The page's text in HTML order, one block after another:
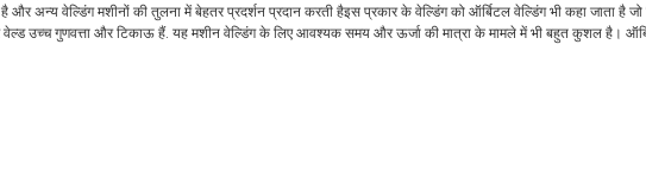
अन्य वेल्डिंग मशीनों की तुलना में बेहतर प्रदर्शन प्रदान करती हैइस प्रकार के वेल्डिंग को ऑर्बिटल वेल्डिंग भी कहा जाता है
वेल्ड उच्च गुणवत्ता और टिकाऊ हैं. यह मशीन वेल्डिंग के लिए आवश्यक समय और ऊर्जा की मात्रा के मामले में भी बहुत कुशल है।